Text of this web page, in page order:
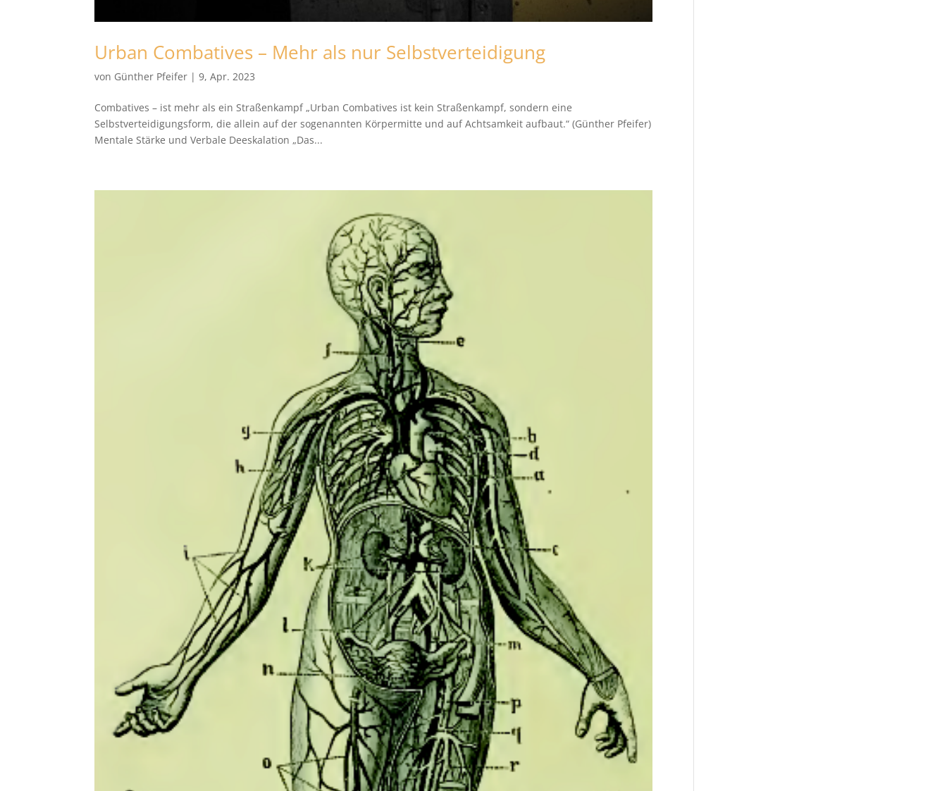
Urban Combatives – Mehr als nur Selbstverteidigung
von Günther Pfeifer |9, Apr. 2023
Combatives – ist mehr als ein Straßenkampf „Urban Combatives ist kein Straßenkampf, sondern eine
Selbstverteidigungsform, die allein auf der sogenannten Körpermitte und auf Achtsamkeit aufbaut.“ (Günther Pfeifer)
Mentale Stärke und Verbale Deeskalation „Das...